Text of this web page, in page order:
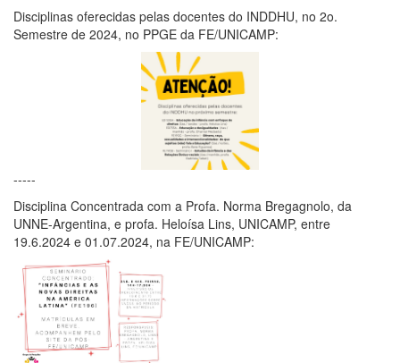
Disciplinas oferecidas pelas docentes do INDDHU, no 2o.
Semestre de 2024, no PPGE da FE/UNICAMP:
-----
Disciplina Concentrada com a Profa. Norma Bregagnolo, da
UNNE-Argentina, e profa. Heloísa Lins, UNICAMP, entre
19.6.2024 e 01.07.2024, na FE/UNICAMP: